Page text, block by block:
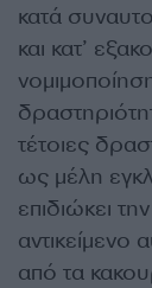
κατά
και κατ’
τέτοιες
ως μέλη
επιδιώκει
αντικείμενο
από τα